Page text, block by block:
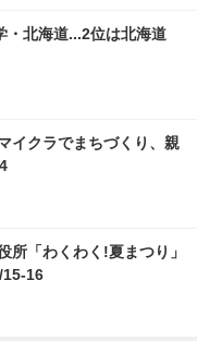
・北海道...2位は北海道
イクラでまちづくり、親
所「わくわく!夏まつり」
15-16